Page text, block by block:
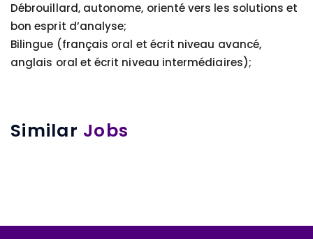
Débrouillard, autonome, orienté vers les solutions et
bon esprit d’analyse;
Bilingue (français oral et écrit niveau avancé,
anglais oral et écrit niveau intermédiaires);
Similar Jobs